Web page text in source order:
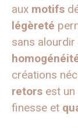
aux motifs
légèreté
sans
créations
retors est
finesse et